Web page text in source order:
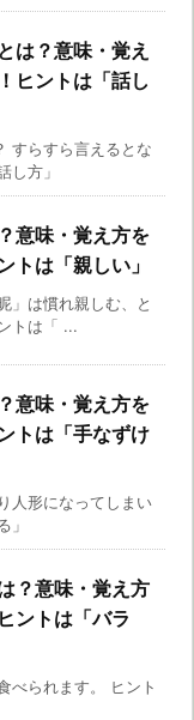
は？意味・覚え
ヒントは「話し
すらすら言えるとな
し方」
意味・覚え方を
トは「親しい」
」は慣れ親しむ、と
トは「 ...
意味・覚え方を
トは「手なずけ
人形になってしまい
」
？意味・覚え方
ントは「バラ
べられます。 ヒント